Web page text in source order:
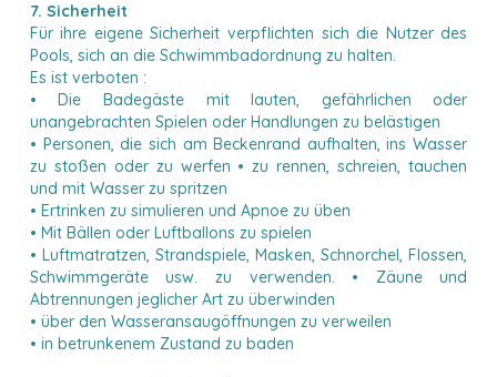
7. Sicherheit
Für ihre eigene Sicherheit verpflichten sich die Nutzer des
Pools, sich an die Schwimmbadordnung zu halten.
Es ist verboten :
• Die Badegäste mit lauten, gefährlichen oder
unangebrachten Spielen oder Handlungen zu belästigen
• Personen, die sich am Beckenrand aufhalten, ins Wasser
zu stoßen oder zu werfen • zu rennen, schreien, tauchen
und mit Wasser zu spritzen
• Ertrinken zu simulieren und Apnoe zu üben
• Mit Bällen oder Luftballons zu spielen
• Luftmatratzen, Strandspiele, Masken, Schnorchel, Flossen,
Schwimmgeräte usw. zu verwenden. • Zäune und
Abtrennungen jeglicher Art zu überwinden
• über den Wasseransaugöffnungen zu verweilen
• in betrunkenem Zustand zu baden